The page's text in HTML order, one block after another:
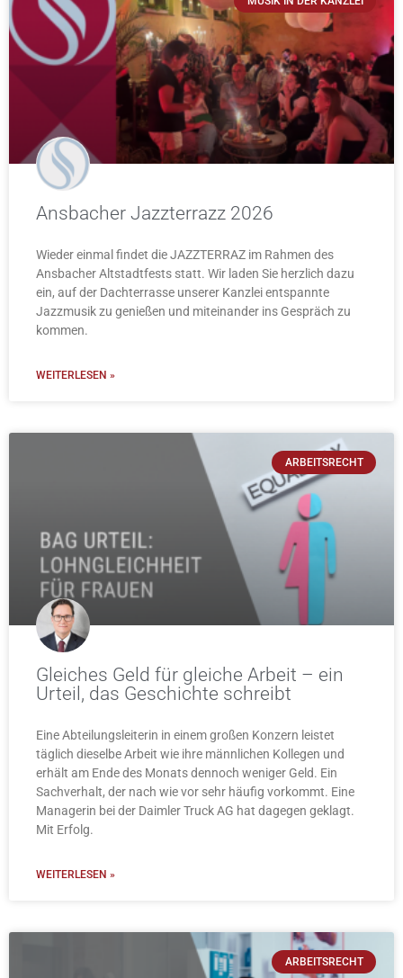
Ansbacher Jazzterrazz 2026
Wieder einmal findet die JAZZTERRAZ im Rahmen des
Ansbacher Altstadtfests statt. Wir laden Sie herzlich dazu
ein, auf der Dachterrasse unserer Kanzlei entspannte
Jazzmusik zu genießen und miteinander ins Gespräch zu
kommen.
WEITERLESEN »
ARBEITSRECHT
Gleiches Geld für gleiche Arbeit – ein
Urteil, das Geschichte schreibt
Eine Abteilungsleiterin in einem großen Konzern leistet
täglich dieselbe Arbeit wie ihre männlichen Kollegen und
erhält am Ende des Monats dennoch weniger Geld. Ein
Sachverhalt, der nach wie vor sehr häufig vorkommt. Eine
Managerin bei der Daimler Truck AG hat dagegen geklagt.
Mit Erfolg.
WEITERLESEN »
ARBEITSRECHT